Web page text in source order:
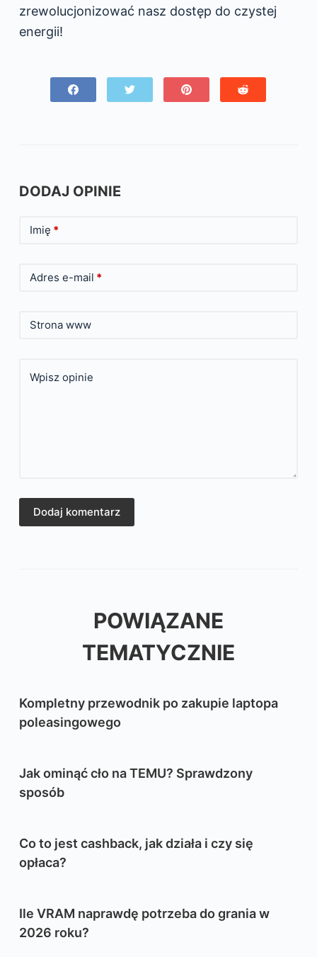
zrewolucjonizować nasz dostęp do czystej
energii!
DODAJ OPINIE
Imię *
Adres e-mail *
Strona www
Wpisz opinie
Dodaj komentarz
POWIĄZANE
TEMATYCZNIE
Kompletny przewodnik po zakupie laptopa
poleasingowego
Jak ominąć cło na TEMU? Sprawdzony
sposób
Co to jest cashback, jak działa i czy się
opłaca?
Ile VRAM naprawdę potrzeba do grania w
2026 roku?